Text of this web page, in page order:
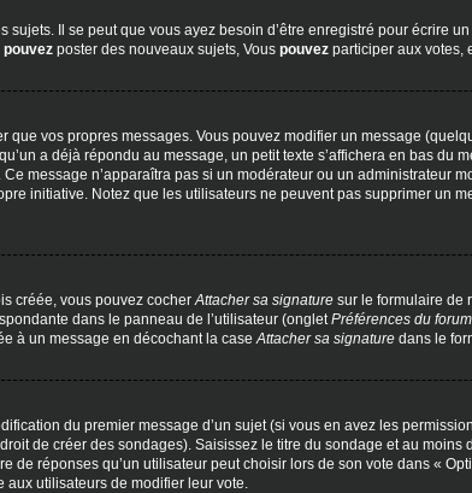
Il se peut que vous ayez besoin d’être enregistré pour écrire
pouvez poster des nouveaux sujets, Vous pouvez participer aux votes,
que vos propres messages. Vous pouvez modifier un message
a déjà répondu au message, un petit texte s’affichera en bas du
message n’apparaîtra pas si un modérateur ou un administrateur
initiative. Notez que les utilisateurs ne peuvent pas supprimer un
créée, vous pouvez cocher Attacher sa signature sur le formulaire de
dans le panneau de l’utilisateur (onglet Préférences du
à un message en décochant la case Attacher sa signature dans le
du premier message d’un sujet (si vous en avez les
de créer des sondages). Saisissez le titre du sondage et au moins
réponses qu’un utilisateur peut choisir lors de son vote dans «
utilisateurs de modifier leur vote.